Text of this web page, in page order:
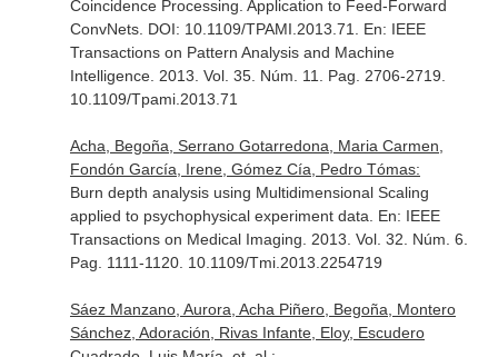
Coincidence Processing. Application to Feed-Forward
ConvNets. DOI: 10.1109/TPAMI.2013.71. En: IEEE
Transactions on Pattern Analysis and Machine
Intelligence. 2013. Vol. 35. Núm. 11. Pag. 2706-2719.
10.1109/Tpami.2013.71
Acha, Begoña, Serrano Gotarredona, Maria Carmen,
Fondón García, Irene, Gómez Cía, Pedro Tómas:
Burn depth analysis using Multidimensional Scaling
applied to psychophysical experiment data. En: IEEE
Transactions on Medical Imaging . 2013. Vol. 32. Núm. 6.
Pag. 1111-1120. 10.1109/Tmi.2013.2254719
Sáez Manzano, Aurora, Acha Piñero, Begoña, Montero
Sánchez, Adoración, Rivas Infante, Eloy, Escudero